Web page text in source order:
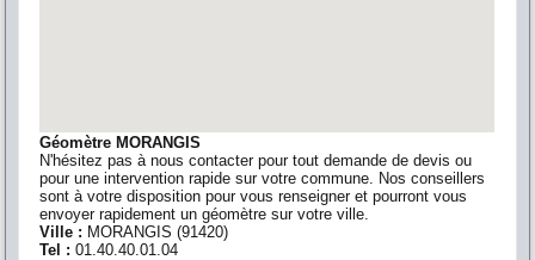
Géomètre MORANGIS
N'hésitez pas à nous contacter pour tout demande de devis ou
pour une intervention rapide sur votre commune. Nos conseillers
sont à votre disposition pour vous renseigner et pourront vous
envoyer rapidement un géomètre sur votre ville.
Ville : MORANGIS (91420)
Tel :01.40.40.01.04